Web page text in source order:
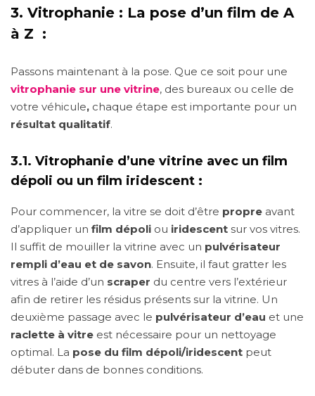
3. Vitrophanie : La pose d’un film de A
à Z :
Passons maintenant à la pose. Que ce soit pour une
vitrophanie sur une vitrine, des bureaux ou celle de
votre véhicule, chaque étape est importante pour un
résultat qualitatif.
3.1. Vitrophanie d’une vitrine avec un film
dépoli ou un film iridescent :
Pour commencer, la vitre se doit d’être propre avant
d’appliquer un film dépoli ou iridescent sur vos vitres.
Il suffit de mouiller la vitrine avec un pulvérisateur
rempli d’eau et de savon. Ensuite, il faut gratter les
vitres à l’aide d’un scraper du centre vers l’extérieur
afin de retirer les résidus présents sur la vitrine. Un
deuxième passage avec le pulvérisateur d’eau et une
raclette à vitre est nécessaire pour un nettoyage
optimal. La pose du film dépoli/iridescent peut
débuter dans de bonnes conditions.